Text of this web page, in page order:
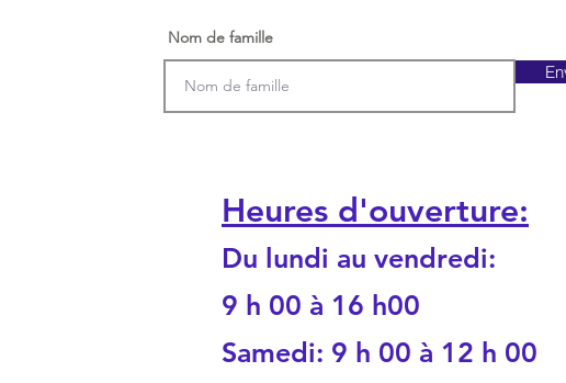
Nom de famille
Heures d'ouverture:
Du lundi au vendredi:
9 h 00 à 16 h00
Samedi: 9 h 00 à 12 h 00